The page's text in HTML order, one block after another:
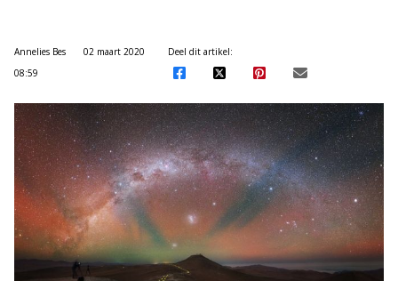
Annelies Bes
02 maart 2020
08:59
Deel dit artikel: